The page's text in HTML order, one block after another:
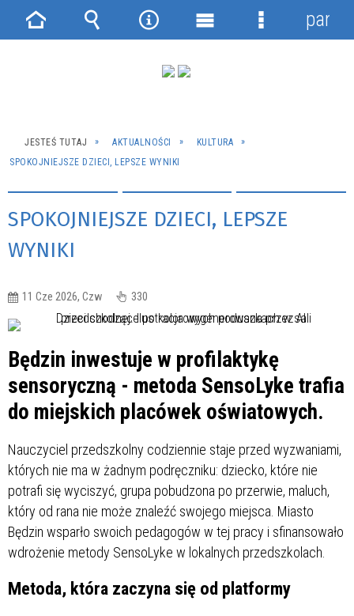
JESTEŚ TUTAJ AKTUALNOŚCI
KULTURA
SPOKOJNIEJSZE DZIECI, LEPSZE WYNIKI
SPOKOJNIEJSZE DZIECI, LEPSZE
WYNIKI
11 Cze 2026, Czw 330
Będzin inwestuje w profilaktykę
sensoryczną - metoda SensoLyke trafia
do miejskich placówek oświatowych.
Nauczyciel przedszkolny codziennie staje przed wyzwaniami,
których nie ma w żadnym podręczniku: dziecko, które nie
potrafi się wyciszyć, grupa pobudzona po przerwie, maluch,
który od rana nie może znaleźć swojego miejsca. Miasto
Będzin wsparło swoich pedagogów w tej pracy i sfinansowało
wdrożenie metody SensoLyke w lokalnych przedszkolach.
Metoda, która zaczyna się od platformy
Strona Wyszukiwarka
NarzędziaMenu
Menu
panel